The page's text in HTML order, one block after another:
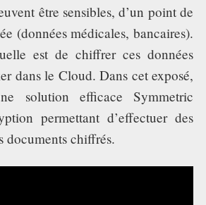
être sensibles, d’un point de
(données médicales, bancaires).
est de chiffrer ces données
dans le Cloud. Dans cet exposé,
solution efficace Symmetric
permettant d’effectuer des
documents chiffrés.